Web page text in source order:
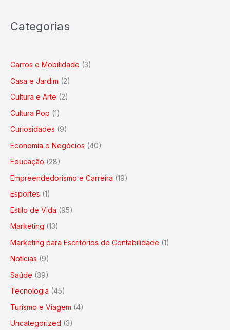
Categorias
Carros e Mobilidade (3)
Casa e Jardim (2)
Cultura e Arte (2)
Cultura Pop (1)
Curiosidades (9)
Economia e Negócios (40)
Educação (28)
Empreendedorismo e Carreira (19)
Esportes (1)
Estilo de Vida (95)
Marketing (13)
Marketing para Escritórios de Contabilidade (1)
Notícias (9)
Saúde (39)
Tecnologia (45)
Turismo e Viagem (4)
Uncategorized (3)